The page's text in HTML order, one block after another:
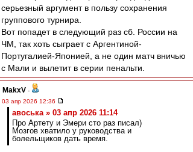
серьезный аргумент в пользу сохранения
группового турнира.
Вот попадет в следующий раз сб. России на
ЧМ, так хоть сыграет с Аргентиной-
Португалией-Японией, а не один матч вничью
с Мали и вылетит в серии пенальти.
MakxV -
03 апр 2026 12:36
авоська » 03 апр 2026 11:14
Про Артету и Эмери сто раз писал)
Мозгов хватило у руководства и
болельщиков дать время.